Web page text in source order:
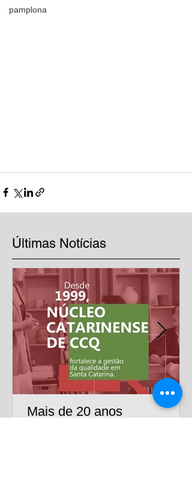
pamplona
Últimas Notícias
Mais de 20 anos